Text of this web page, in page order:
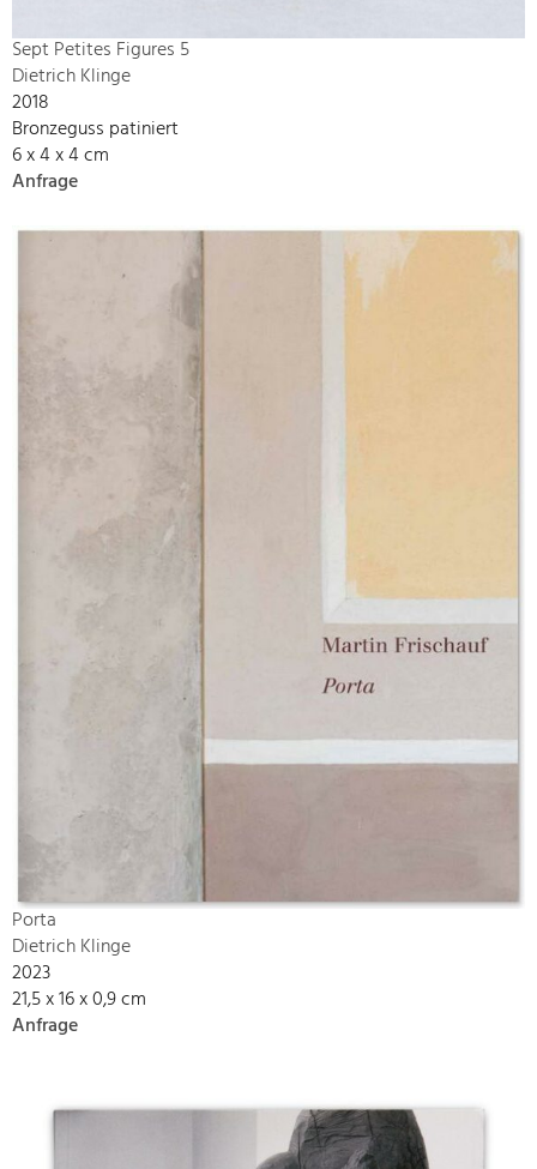
Sept Petites Figures 5
Dietrich Klinge
2018
Bronzeguss patiniert
6 x 4 x 4 cm
Anfrage
Porta
Dietrich Klinge
2023
21,5 x 16 x 0,9 cm
Anfrage